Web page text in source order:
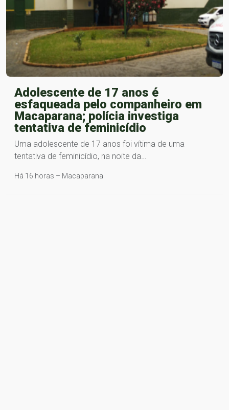
Adolescente de 17 anos é
esfaqueada pelo companheiro em
Macaparana; polícia investiga
tentativa de feminicídio
Uma adolescente de 17 anos foi vítima de uma
tentativa de feminicídio, na noite da…
Há 16 horas – Macaparana